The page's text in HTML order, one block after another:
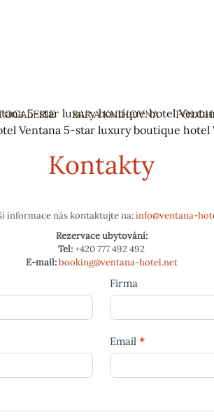
SKIP
CONTENT
BAR A KNIHOVNA
5-star luxury boutique hotel
Ventana 5-star luxury boutique hotel
Kontakty
informace nás kontaktujte na:info@ventana-
Rezervace ubytování:
Tel:+420 777 492 492
E-mail: booking@ventana-hotel.net
Firma
Email *